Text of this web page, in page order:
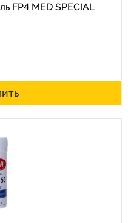
FP4 MED SPECIAL